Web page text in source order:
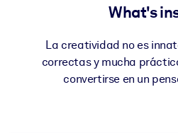
What's
La creatividad no es
correctas y mucha
convertirse en un